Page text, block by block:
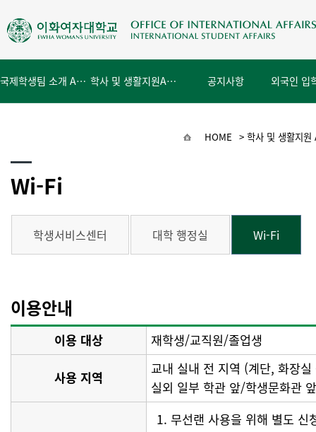
국제학생팀 소개 About Us 학사 및 생활지원Academics & Campus 공지사항
HOME > 학사 및 생활지
Wi-Fi
학생서비스센터 대학 행정실 Wi-Fi
이용안내
이용 대상 재학생/교직원/졸업생
사용 지역
교내 실내 전 지역 (계단, 화장
실외 일부 학관 앞/학생문화관
무선랜 사용을 위해 별도 신